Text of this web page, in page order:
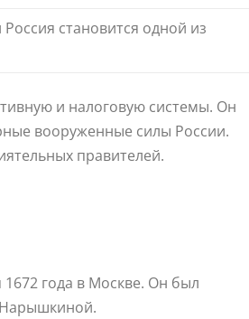
становится одной из
и налоговую системы. Он
вооруженные силы России.
правителей.
года в Москве. Он был